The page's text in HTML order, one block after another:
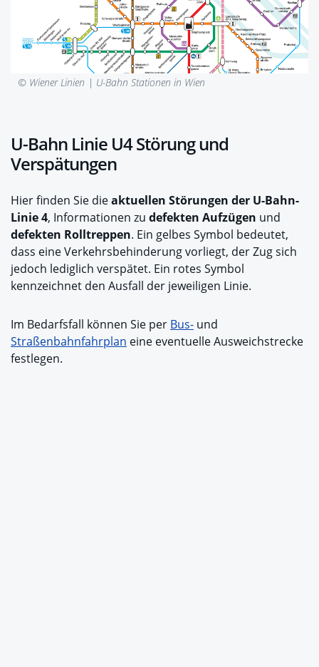
© Wiener Linien | U-Bahn Stationen in Wien
U-Bahn Linie U4 Störung und
Verspätungen
Hier finden Sie dieaktuellen Störungen der U-Bahn-
Linie 4, Informationen zu defekten Aufzügen und
defekten Rolltreppen. Ein gelbes Symbol bedeutet,
dass eine Verkehrsbehinderung vorliegt, der Zug sich
jedoch lediglich verspätet. Ein rotes Symbol
kennzeichnet den Ausfall der jeweiligen Linie.
Im Bedarfsfall können Sie per Bus- und
Straßenbahnfahrplan eine eventuelle Ausweichstrecke
festlegen.